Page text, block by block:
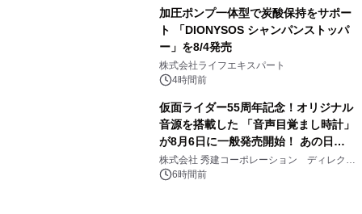
加圧ポンプ一体型で炭酸保持をサポー
ト 「DIONYSOS シャンパンストッパ
ー」を8/4発売
株式会社ライフエキスパート
4時間前
仮面ライダー55周年記念！オリジナル
音源を搭載した 「音声目覚まし時計」
が8月6日に一般発売開始！ あの日の
大興奮が今甦る
株式会社 秀建コーポレーション ディレクト
アートギャラリー
6時間前